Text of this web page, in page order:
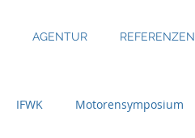
AGENTUR REFERENZEN
IFWK Motorensymposium